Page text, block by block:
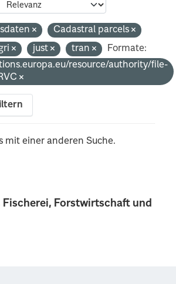
Forstwirtschaft und
Cadastral parcels
just tran
Formate:
resource/authority/file-
mit einer anderen Suche.